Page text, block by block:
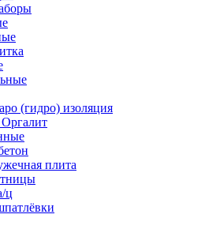
(гидро) изоляция
плита
ц